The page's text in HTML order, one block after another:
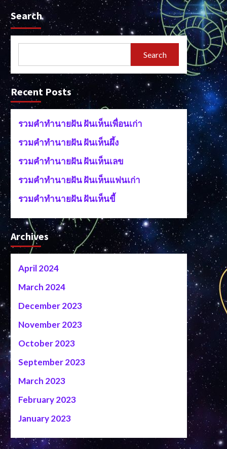
Search
Search
Recent Posts
รวมคำทำนายฝัน ฝันเห็นเพื่อนเก่า
รวมคำทำนายฝัน ฝันเห็นผึ้ง
รวมคำทำนายฝัน ฝันเห็นเลข
รวมคำทำนายฝัน ฝันเห็นแฟนเก่า
รวมคำทำนายฝัน ฝันเห็นขี้
Archives
April 2024
March 2024
December 2023
November 2023
October 2023
September 2023
March 2023
February 2023
January 2023